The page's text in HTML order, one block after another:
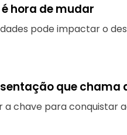
hora de mudar
pode impactar o
que chama
chave para conquistar